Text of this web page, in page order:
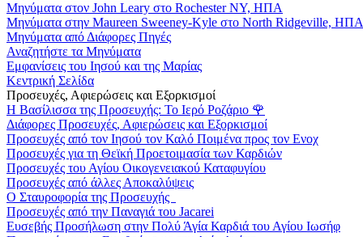
Μηνύματα στον John Leary στο Rochester NY, ΗΠΑ
Μηνύματα στην Maureen Sweeney-Kyle στο North Ridgeville, ΗΠΑ
Μηνύματα από Διάφορες Πηγές
Αναζητήστε τα Μηνύματα
Εμφανίσεις του Ιησού και της Μαρίας
Κεντρική Σελίδα
Προσευχές, Αφιερώσεις και Εξορκισμοί
Η Βασίλισσα της Προσευχής: Το Ιερό Ροζάριο 🌹
Διάφορες Προσευχές, Αφιερώσεις και Εξορκισμοί
Προσευχές από τον Ιησού τον Καλό Ποιμένα προς τον Ενοχ
Προσευχές για τη Θεϊκή Προετοιμασία των Καρδιών
Προσευχές του Αγίου Οικογενειακού Καταφυγίου
Προσευχές από άλλες Αποκαλύψεις
Ο Σταυροφορία της Προσευχής
Προσευχές από την Παναγιά του Jacarei
Ευσεβής Προσήλωση στην Πολύ Άγία Καρδιά του Αγίου Ιωσήφ